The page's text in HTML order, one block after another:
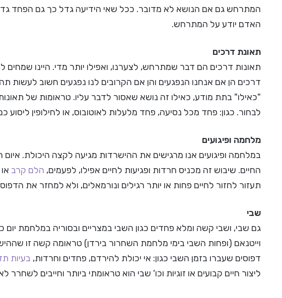
המתרחש גם אם הנושא לא מדובר. ככל שאי הידיעה גדל כך גם הפחד
האדם יודע על המתרחש.
תאונת דרכים
תאונות דרכים הם דבר שמתרחש, לצערנו, ואפילו יותר מדי. היינו
דרכים הן אם אנחנו הנפגעים והן אם הקרובים לנו נפגעים חשוב לעשות
"כאילו" בתת מודע, כאילו זה נושא שאסור לדבר עליו. טראומות של
לבחור. כגון: פחד מכל נסיעה, פחד מלעלות לאוטובוס, או לחילופין ליסוע
מלחמה ופיגועים
במלחמה ופיגועים אנו מרגישים את ההישרדות מגיעה לקצה היכולת.
החיים. שיבוש זה מכניס חרדות ופגיעות לחיים אפילו, לפעמים, הלם קרב
תעזור לחזור לחיים פחות או יותר רגילים ונורמאלים, ולא למחזר את
שבי
גם שבי, ושבי קשה ומלא פחדים כגון השבי במצריים ובסוריה במלחמת יום
וייטנאם (ופחות השבי בימי מלחמת השחרור בירדן) טראומה קשה זו
דפוסים שעברו בזמן השבי כגון: אי יכולת להירדם, פחדים וחרדות, בעיות
ליצור חיים קבועים או זוגיות וכו' שבי הוא טראומתי ביותר וחייבים